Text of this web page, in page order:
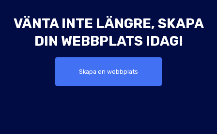
VÄNTA INTE LÄNGRE, SKAPA
DIN WEBBPLATS IDAG!
Skapa en webbplats